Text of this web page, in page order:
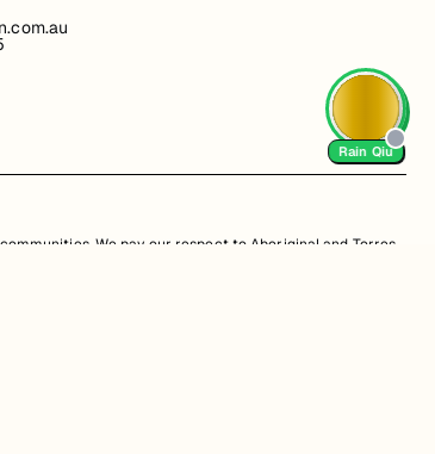
We pay our respect to Aboriginal and Torres
Rain Qiu